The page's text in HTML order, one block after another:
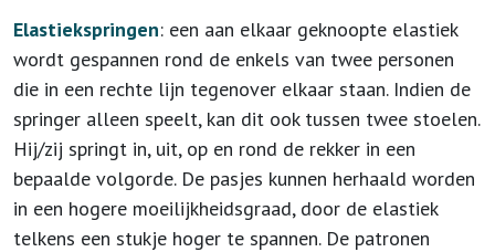
Elastiekspringen: een aan elkaar geknoopte elastiek
wordt gespannen rond de enkels van twee personen
die in een rechte lijn tegenover elkaar staan. Indien de
springer alleen speelt, kan dit ook tussen twee stoelen.
Hij/zij springt in, uit, op en rond de rekker in een
bepaalde volgorde. De pasjes kunnen herhaald worden
in een hogere moeilijkheidsgraad, door de elastiek
telkens een stukje hoger te spannen. De patronen